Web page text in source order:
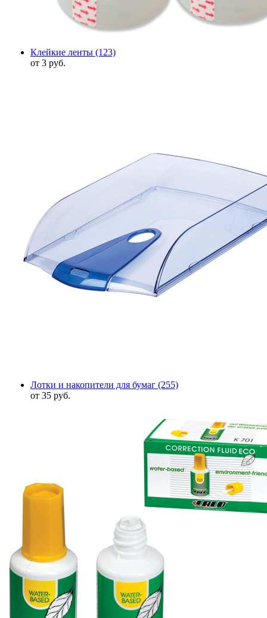
Клейкие ленты (123)
от 3 руб.
Лотки и накопители для бумаг (255)
от 35 руб.